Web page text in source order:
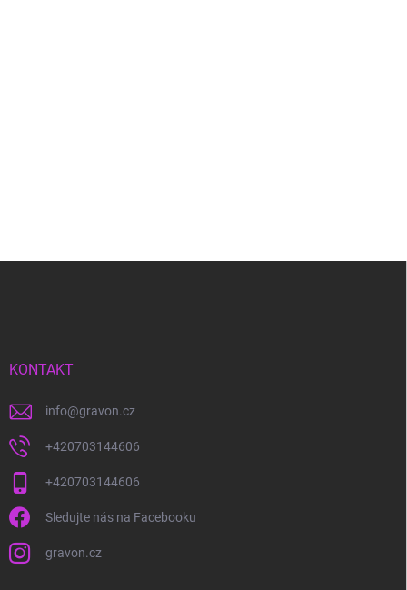
KONTAKT
info@gravon.cz
+420703144606
+420703144606
Sledujte nás na Facebooku
gravon.cz